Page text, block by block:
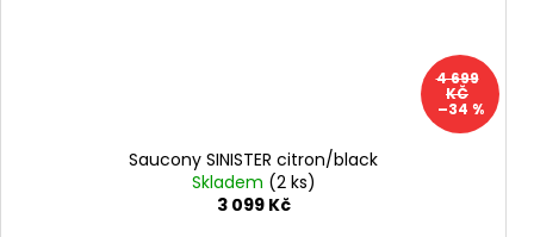
4 699
KČ
–34 %
Saucony SINISTER citron/black
Skladem (2 ks)
3 099 Kč